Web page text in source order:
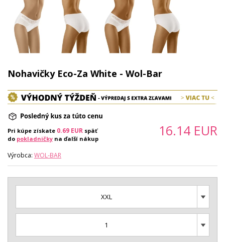
Nohavičky Eco-Za White - Wol-Bar
Pri kúpe získate 0.69 EUR späť
do pokladničky na ďalší nákup
Výrobca: WOL-BAR
16.14 EUR
XXL
1